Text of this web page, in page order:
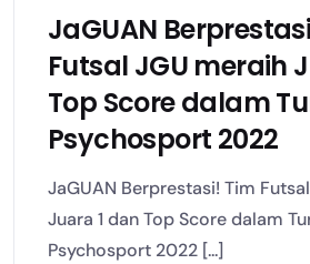
JaGUAN
Futsal JGU meraih
Top Score dalam
Psychosport 2022
JaGUAN Berprestasi! Tim
Juara 1 dan Top Score dalam
Psychosport 2022 [...]